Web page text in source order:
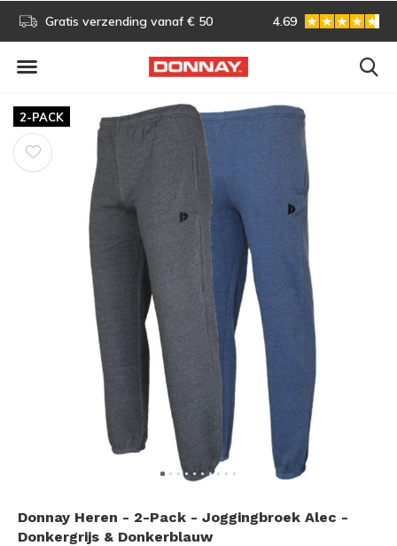
Gratis verzending vanaf € 50 Gratis omruilen
4.69
2-PACK
Donnay Heren - 2-Pack - Joggingbroek Alec -
Donkergrijs & Donkerblauw